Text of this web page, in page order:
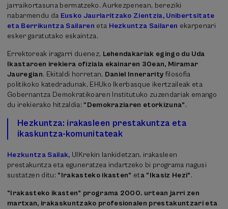
jarraikortasuna bermatzeko. Aurkezpenean, bereziki
nabarmendu da Eusko Jaurlaritzako Zientzia, Unibertsitate
eta Berrikuntza Sailaren eta Hezkuntza Sailaren ekarpenari
esker garatutako eskaintza.
Errektoreak iragarri duenez, Lehendakariak egingo du Uda
Ikastaroen irekiera ofiziala ekainaren 30ean, Miramar
Jauregian. Ekitaldi horretan, Daniel Innerarity filosofia
politikoko katedradunak, EHUko Ikerbasque ikertzaileak eta
Gobernantza Demokratikoaren Institutuko zuzendariak emango
du irekierako hitzaldia:"Demokraziaren etorkizuna”.
Hezkuntza: irakasleen prestakuntza eta
ikaskuntza-komunitateak
Hezkuntza Sailak, UIKrekin lankidetzan, irakasleen
prestakuntza eta eguneratzea indartzeko bi programa nagusi
sustatzen ditu: “Irakasteko ikasten” eta “Ikasiz Hezi”.
“Irakasteko ikasten” programa 2000. urtean jarri zen
martxan, irakaskuntzako profesionalen prestakuntzari eta